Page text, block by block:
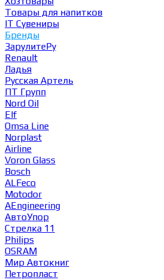
Товары для напитков
IT Сувениры
Бренды
ЗарулитеРу
Renault
Ладья
Русская Артель
ПТ Групп
Nord Oil
Elf
Omsa Line
Norplast
Airline
Voron Glass
Bosch
ALFeco
Motodor
AEngineering
АвтоУпор
Стрелка 11
Philips
OSRAM
Мир Автокниг
Петропласт